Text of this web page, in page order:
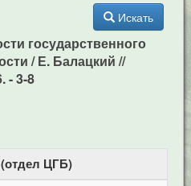
Искать
государственного
/ Е. Балацкий //
- 3-8
ЦГБ)